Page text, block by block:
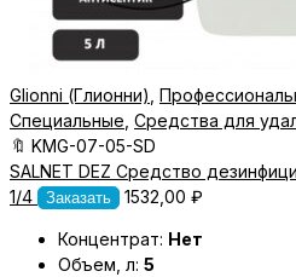
Glionni (Глионни)
Специальные Средства для
🔖 KMG-07-05-SD
SALNET DEZ Средство
1/4
Заказать 1532,00 ₽
Концентрат: Нет
Объем, л: 5